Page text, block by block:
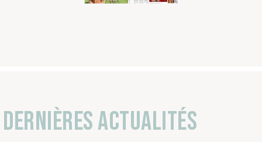
Dernières actualités